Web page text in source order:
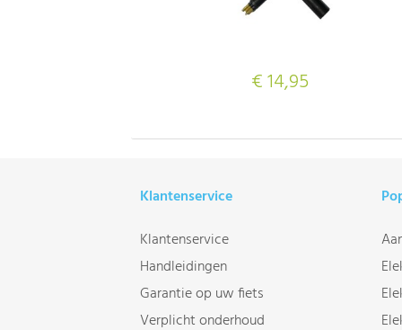
€ 14,95
Klantenservice
Klantenservice
Handleidingen
Garantie op uw fiets
Verplicht onderhoud